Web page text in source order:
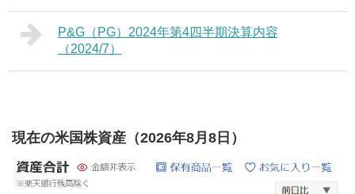
P&G（PG）2024年第4四半期決算内容
（2024/7）
現在の米国株資産（2026年8月8日）